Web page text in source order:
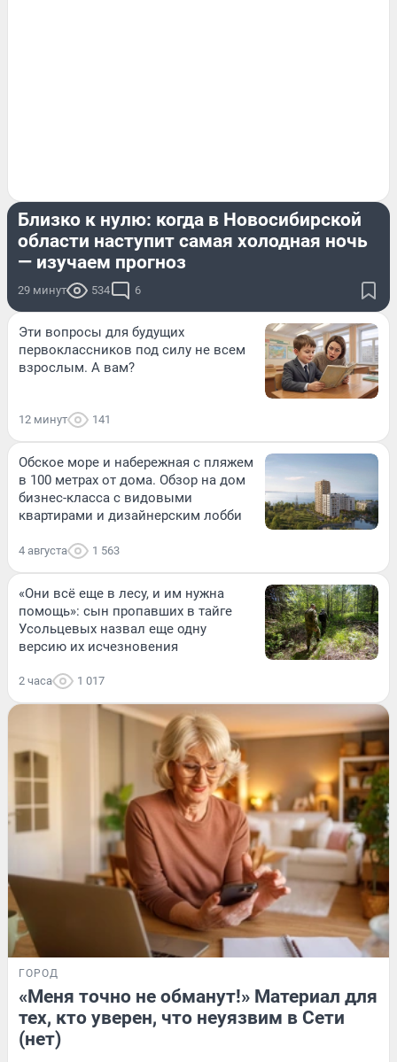
Близко к нулю: когда в Новосибирской
области наступит самая холодная ночь
— изучаем прогноз
29 минут 534 6
Эти вопросы для будущих
первоклассников под силу не всем
взрослым. А вам?
12 минут 141
Обское море и набережная с пляжем
в 100 метрах от дома. Обзор на дом
бизнес-класса с видовыми
квартирами и дизайнерским лобби
4 августа 1 563
«Они всё еще в лесу, и им нужна
помощь»: сын пропавших в тайге
Усольцевых назвал еще одну
версию их исчезновения
2 часа 1 017
ГОРОД
«Меня точно не обманут!» Материал для
тех, кто уверен, что неуязвим в Сети
(нет)